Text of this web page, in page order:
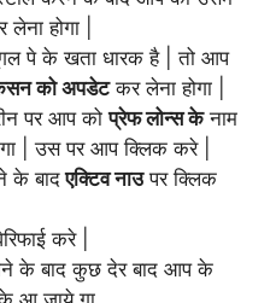
होगा |
पे के खता धारक है | तो आप
को अपडेटकर लेना होगा |
पर आप कोप्रेफ लोन्स केनाम
| उस पर आप क्लिक करे |
के बादएक्टिव नाउपर क्लिक
करे |
के बाद कुछ देर बाद आप के